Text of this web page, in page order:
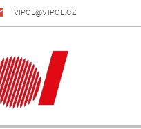
VIPOL@VIPOL.CZ